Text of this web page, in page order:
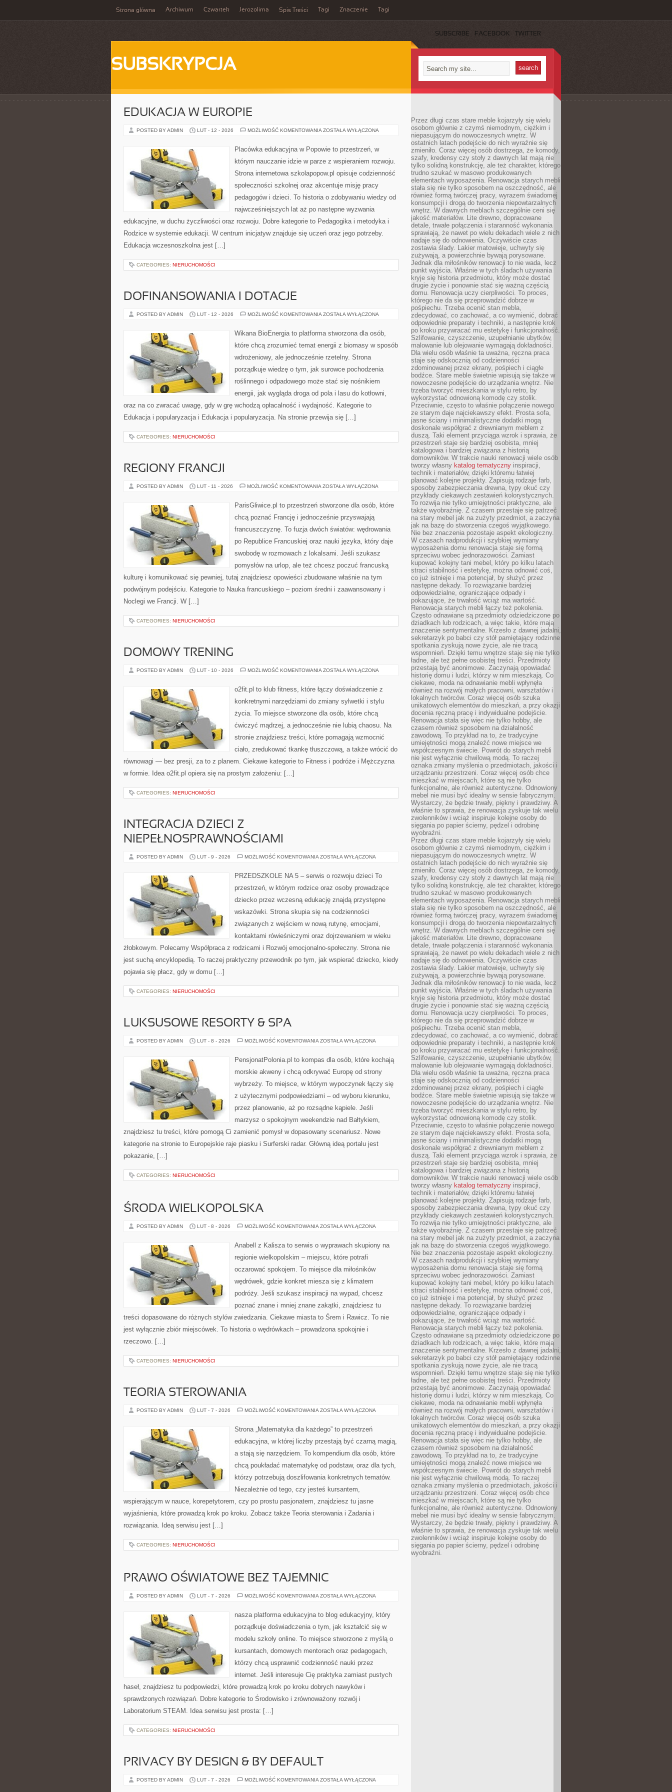
Strona główna Archiwum Czwartek Jerozolima Spis Treści Tagi Znaczenie Tagi
SUBSCRIBE FACEBOOK TWITTER
SUBSKRYPCJA
EDUKACJA W EUROPIE
POSTED BY ADMIN LUT - 12 - 2026 MOŻLIWOŚĆ KOMENTOWANIA EDUKACJA
ZOSTAŁA WYŁĄCZONA
Placówka edukacyjna w Popowie to przestrzeń, w
którym nauczanie idzie w parze z wspieraniem rozwoju.
Strona internetowa szkolapopow.pl opisuje codzienność
społeczności szkolnej oraz akcentuje misję pracy
pedagogów i dzieci. To historia o zdobywaniu wiedzy od
najwcześniejszych lat aż po następne wyzwania
edukacyjne, w duchu życzliwości oraz rozwoju. Dobre kategorie to Pedagogika i metodyka i
Rodzice w systemie edukacji. W centrum inicjatyw znajduje się uczeń oraz jego potrzeby.
Edukacja wczesnoszkolna jest […]
CATEGORIES: NIERUCHOMOŚCI
DOFINANSOWANIA I DOTACJE
POSTED BY ADMIN LUT - 12 - 2026 MOŻLIWOŚĆ KOMENTOWANIA DOFINANSOWANIA
ZOSTAŁA WYŁĄCZONA
Wikana BioEnergia to platforma stworzona dla osób,
które chcą zrozumieć temat energii z biomasy w sposób
wdrożeniowy, ale jednocześnie rzetelny. Strona
porządkuje wiedzę o tym, jak surowce pochodzenia
roślinnego i odpadowego może stać się nośnikiem
energii, jak wygląda droga od pola i lasu do kotłowni,
oraz na co zwracać uwagę, gdy w grę wchodzą opłacalność i wydajność. Kategorie to
Edukacja i popularyzacja i Edukacja i popularyzacja. Na stronie przewija się […]
CATEGORIES: NIERUCHOMOŚCI
REGIONY FRANCJI
POSTED BY ADMIN LUT - 11 - 2026 MOŻLIWOŚĆ KOMENTOWANIA REGIONY
ZOSTAŁA WYŁĄCZONA
ParisGliwice.pl to przestrzeń stworzone dla osób, które
chcą poznać Francję i jednocześnie przyswajają
francuszczyznę. To fuzja dwóch światów: wędrowania
po Republice Francuskiej oraz nauki języka, który daje
swobodę w rozmowach z lokalsami. Jeśli szukasz
pomysłów na urlop, ale też chcesz poczuć francuską
kulturę i komunikować się pewniej, tutaj znajdziesz opowieści zbudowane właśnie na tym
podwójnym podejściu. Kategorie to Nauka francuskiego – poziom średni i zaawansowany i
Noclegi we Francji. W […]
CATEGORIES: NIERUCHOMOŚCI
DOMOWY TRENING
POSTED BY ADMIN LUT - 10 - 2026 MOŻLIWOŚĆ KOMENTOWANIA DOMOWY
ZOSTAŁA WYŁĄCZONA
o2fit.pl to klub fitness, które łączy doświadczenie z
konkretnymi narzędziami do zmiany sylwetki i stylu
życia. To miejsce stworzone dla osób, które chcą
ćwiczyć mądrzej, a jednocześnie nie lubią chaosu. Na
stronie znajdziesz treści, które pomagają wzmocnić
ciało, zredukować tkankę tłuszczową, a także wrócić do
równowagi — bez presji, za to z planem. Ciekawe kategorie to Fitness i podróże i Mężczyzna
w formie. Idea o2fit.pl opiera się na prostym założeniu: […]
CATEGORIES: NIERUCHOMOŚCI
INTEGRACJA DZIECI Z
NIEPEŁNOSPRAWNOŚCIAMI
POSTED BY ADMIN LUT - 9 - 2026 MOŻLIWOŚĆ KOMENTOWANIA INTEGRACJA
NIEPEŁNOSPRAWNOŚCIAMI
ZOSTAŁA WYŁĄCZONA
PRZEDSZKOLE NA 5 – serwis o rozwoju dzieci To
przestrzeń, w którym rodzice oraz osoby prowadzące
dziecko przez wczesną edukację znajdą przystępne
wskazówki. Strona skupia się na codzienności
związanych z wejściem w nową rutynę, emocjami,
kontaktami rówieśniczymi oraz dojrzewaniem w wieku
żłobkowym. Polecamy Współpraca z rodzicami i Rozwój emocjonalno-społeczny. Strona nie
jest suchą encyklopedią. To raczej praktyczny przewodnik po tym, jak wspierać dziecko, kiedy
pojawia się płacz, gdy w domu […]
CATEGORIES: NIERUCHOMOŚCI
LUKSUSOWE RESORTY & SPA
POSTED BY ADMIN LUT - 8 - 2026 MOŻLIWOŚĆ KOMENTOWANIA LUKSUSOWE
SPA
ZOSTAŁA WYŁĄCZONA
PensjonatPolonia.pl to kompas dla osób, które kochają
morskie akweny i chcą odkrywać Europę od strony
wybrzeży. To miejsce, w którym wypoczynek łączy się
z użytecznymi podpowiedziami – od wyboru kierunku,
przez planowanie, aż po rozsądne kąpiele. Jeśli
marzysz o spokojnym weekendzie nad Bałtykiem,
znajdziesz tu treści, które pomogą Ci zamienić pomysł w dopasowany scenariusz. Nowe
kategorie na stronie to Europejskie raje piasku i Surferski radar. Główną ideą portalu jest
pokazanie, […]
CATEGORIES: NIERUCHOMOŚCI
ŚRODA WIELKOPOLSKA
POSTED BY ADMIN LUT - 8 - 2026 MOŻLIWOŚĆ KOMENTOWANIA ŚRODA
ZOSTAŁA WYŁĄCZONA
Anabell z Kalisza to serwis o wyprawach skupiony na
regionie wielkopolskim – miejscu, które potrafi
oczarować spokojem. To miejsce dla miłośników
wędrówek, gdzie konkret miesza się z klimatem
podróży. Jeśli szukasz inspiracji na wypad, chcesz
poznać znane i mniej znane zakątki, znajdziesz tu
treści dopasowane do różnych stylów zwiedzania. Ciekawe miasta to Śrem i Rawicz. To nie
jest wyłącznie zbiór miejscówek. To historia o wędrówkach – prowadzona spokojnie i
rzeczowo. […]
CATEGORIES: NIERUCHOMOŚCI
TEORIA STEROWANIA
POSTED BY ADMIN LUT - 7 - 2026 MOŻLIWOŚĆ KOMENTOWANIA TEORIA
ZOSTAŁA WYŁĄCZONA
Strona „Matematyka dla każdego” to przestrzeń
edukacyjna, w której liczby przestają być czarną magią,
a stają się narzędziem. To kompendium dla osób, które
chcą poukładać matematykę od podstaw, oraz dla tych,
którzy potrzebują doszlifowania konkretnych tematów.
Niezależnie od tego, czy jesteś kursantem,
wspierającym w nauce, korepetytorem, czy po prostu pasjonatem, znajdziesz tu jasne
wyjaśnienia, które prowadzą krok po kroku. Zobacz także Teoria sterowania i Zadania i
rozwiązania. Ideą serwisu jest […]
CATEGORIES: NIERUCHOMOŚCI
PRAWO OŚWIATOWE BEZ TAJEMNIC
POSTED BY ADMIN LUT - 7 - 2026 MOŻLIWOŚĆ KOMENTOWANIA PRAWO
TAJEMNIC
ZOSTAŁA WYŁĄCZONA
nasza platforma edukacyjna to blog edukacyjny, który
porządkuje doświadczenia o tym, jak kształcić się w
modelu szkoły online. To miejsce stworzone z myślą o
kursantach, domowych mentorach oraz pedagogach,
którzy chcą usprawnić codzienność nauki przez
internet. Jeśli interesuje Cię praktyka zamiast pustych
haseł, znajdziesz tu podpowiedzi, które prowadzą krok po kroku dobrych nawyków i
sprawdzonych rozwiązań. Dobre kategorie to Środowisko i zrównoważony rozwój i
Laboratorium STEAM. Idea serwisu jest prosta: […]
CATEGORIES: NIERUCHOMOŚCI
PRIVACY BY DESIGN & BY DEFAULT
POSTED BY ADMIN LUT - 7 - 2026 MOŻLIWOŚĆ KOMENTOWANIA PRIVACY
ZOSTAŁA WYŁĄCZONA
Przez długi czas stare meble kojarzyły się wielu
osobom głównie z czymś niemodnym, ciężkim i
niepasującym do nowoczesnych wnętrz. W
ostatnich latach podejście do nich wyraźnie się
zmieniło. Coraz więcej osób dostrzega, że komody,
szafy, kredensy czy stoły z dawnych lat mają nie
tylko solidną konstrukcję, ale też charakter, którego
trudno szukać w masowo produkowanych
elementach wyposażenia. Renowacja starych mebli
stała się nie tylko sposobem na oszczędność, ale
również formą twórczej pracy, wyrazem świadomej
konsumpcji i drogą do tworzenia niepowtarzalnych
wnętrz. W dawnych meblach szczególnie ceni się
jakość materiałów. Lite drewno, dopracowane
detale, trwałe połączenia i staranność wykonania
sprawiają, że nawet po wielu dekadach wiele z nich
nadaje się do odnowienia. Oczywiście czas
zostawia ślady. Lakier matowieje, uchwyty się
zużywają, a powierzchnie bywają porysowane.
Jednak dla miłośników renowacji to nie wada, lecz
punkt wyjścia. Właśnie w tych śladach używania
kryje się historia przedmiotu, który może dostać
drugie życie i ponownie stać się ważną częścią
domu. Renowacja uczy cierpliwości. To proces,
którego nie da się przeprowadzić dobrze w
pośpiechu. Trzeba ocenić stan mebla,
zdecydować, co zachować, a co wymienić, dobrać
odpowiednie preparaty i techniki, a następnie krok
po kroku przywracać mu estetykę i funkcjonalność.
Szlifowanie, czyszczenie, uzupełnianie ubytków,
malowanie lub olejowanie wymagają dokładności.
Dla wielu osób właśnie ta uważna, ręczna praca
staje się odskocznią od codzienności
zdominowanej przez ekrany, pośpiech i ciągłe
bodźce. Stare meble świetnie wpisują się także w
nowoczesne podejście do urządzania wnętrz. Nie
trzeba tworzyć mieszkania w stylu retro, by
wykorzystać odnowioną komodę czy stolik.
Przeciwnie, często to właśnie połączenie nowego
ze starym daje najciekawszy efekt. Prosta sofa,
jasne ściany i minimalistyczne dodatki mogą
doskonale współgrać z drewnianym meblem z
duszą. Taki element przyciąga wzrok i sprawia, że
przestrzeń staje się bardziej osobista, mniej
katalogowa i bardziej związana z historią
domowników. W trakcie nauki renowacji wiele osób
tworzy własny katalog tematyczny inspiracji,
technik i materiałów, dzięki któremu łatwiej
planować kolejne projekty. Zapisują rodzaje farb,
sposoby zabezpieczania drewna, typy okuć czy
przykłady ciekawych zestawień kolorystycznych.
To rozwija nie tylko umiejętności praktyczne, ale
także wyobraźnię. Z czasem przestaje się patrzeć
na stary mebel jak na zużyty przedmiot, a zaczyna
jak na bazę do stworzenia czegoś wyjątkowego.
Nie bez znaczenia pozostaje aspekt ekologiczny.
W czasach nadprodukcji i szybkiej wymiany
wyposażenia domu renowacja staje się formą
sprzeciwu wobec jednorazowości. Zamiast
kupować kolejny tani mebel, który po kilku latach
straci stabilność i estetykę, można odnowić coś,
co już istnieje i ma potencjał, by służyć przez
następne dekady. To rozwiązanie bardziej
odpowiedzialne, ograniczające odpady i
pokazujące, że trwałość wciąż ma wartość.
Renowacja starych mebli łączy też pokolenia.
Często odnawiane są przedmioty odziedziczone po
dziadkach lub rodzicach, a więc takie, które mają
znaczenie sentymentalne. Krzesło z dawnej jadalni,
sekretarzyk po babci czy stół pamiętający rodzinne
spotkania zyskują nowe życie, ale nie tracą
wspomnień. Dzięki temu wnętrze staje się nie tylko
ładne, ale też pełne osobistej treści. Przedmioty
przestają być anonimowe. Zaczynają opowiadać
historię domu i ludzi, którzy w nim mieszkają. Co
ciekawe, moda na odnawianie mebli wpłynęła
również na rozwój małych pracowni, warsztatów i
lokalnych twórców. Coraz więcej osób szuka
unikatowych elementów do mieszkań, a przy okazji
docenia ręczną pracę i indywidualne podejście.
Renowacja stała się więc nie tylko hobby, ale
czasem również sposobem na działalność
zawodową. To przykład na to, że tradycyjne
umiejętności mogą znaleźć nowe miejsce we
współczesnym świecie. Powrót do starych mebli
nie jest wyłącznie chwilową modą. To raczej
oznaka zmiany myślenia o przedmiotach, jakości i
urządzaniu przestrzeni. Coraz więcej osób chce
mieszkać w miejscach, które są nie tylko
funkcjonalne, ale również autentyczne. Odnowiony
mebel nie musi być idealny w sensie fabrycznym.
Wystarczy, że będzie trwały, piękny i prawdziwy. A
właśnie to sprawia, że renowacja zyskuje tak wielu
zwolenników i wciąż inspiruje kolejne osoby do
sięgania po papier ścierny, pędzel i odrobinę
wyobraźni.
Przez długi czas stare meble kojarzyły się wielu
osobom głównie z czymś niemodnym, ciężkim i
niepasującym do nowoczesnych wnętrz. W
ostatnich latach podejście do nich wyraźnie się
zmieniło. Coraz więcej osób dostrzega, że komody,
szafy, kredensy czy stoły z dawnych lat mają nie
tylko solidną konstrukcję, ale też charakter, którego
trudno szukać w masowo produkowanych
elementach wyposażenia. Renowacja starych mebli
stała się nie tylko sposobem na oszczędność, ale
również formą twórczej pracy, wyrazem świadomej
konsumpcji i drogą do tworzenia niepowtarzalnych
wnętrz. W dawnych meblach szczególnie ceni się
jakość materiałów. Lite drewno, dopracowane
detale, trwałe połączenia i staranność wykonania
sprawiają, że nawet po wielu dekadach wiele z nich
nadaje się do odnowienia. Oczywiście czas
zostawia ślady. Lakier matowieje, uchwyty się
zużywają, a powierzchnie bywają porysowane.
Jednak dla miłośników renowacji to nie wada, lecz
punkt wyjścia. Właśnie w tych śladach używania
kryje się historia przedmiotu, który może dostać
drugie życie i ponownie stać się ważną częścią
domu. Renowacja uczy cierpliwości. To proces,
którego nie da się przeprowadzić dobrze w
pośpiechu. Trzeba ocenić stan mebla,
zdecydować, co zachować, a co wymienić, dobrać
odpowiednie preparaty i techniki, a następnie krok
po kroku przywracać mu estetykę i funkcjonalność.
Szlifowanie, czyszczenie, uzupełnianie ubytków,
malowanie lub olejowanie wymagają dokładności.
Dla wielu osób właśnie ta uważna, ręczna praca
staje się odskocznią od codzienności
zdominowanej przez ekrany, pośpiech i ciągłe
bodźce. Stare meble świetnie wpisują się także w
nowoczesne podejście do urządzania wnętrz. Nie
trzeba tworzyć mieszkania w stylu retro, by
wykorzystać odnowioną komodę czy stolik.
Przeciwnie, często to właśnie połączenie nowego
ze starym daje najciekawszy efekt. Prosta sofa,
jasne ściany i minimalistyczne dodatki mogą
doskonale współgrać z drewnianym meblem z
duszą. Taki element przyciąga wzrok i sprawia, że
przestrzeń staje się bardziej osobista, mniej
katalogowa i bardziej związana z historią
domowników. W trakcie nauki renowacji wiele osób
tworzy własny katalog tematyczny inspiracji,
technik i materiałów, dzięki któremu łatwiej
planować kolejne projekty. Zapisują rodzaje farb,
sposoby zabezpieczania drewna, typy okuć czy
przykłady ciekawych zestawień kolorystycznych.
To rozwija nie tylko umiejętności praktyczne, ale
także wyobraźnię. Z czasem przestaje się patrzeć
na stary mebel jak na zużyty przedmiot, a zaczyna
jak na bazę do stworzenia czegoś wyjątkowego.
Nie bez znaczenia pozostaje aspekt ekologiczny.
W czasach nadprodukcji i szybkiej wymiany
wyposażenia domu renowacja staje się formą
sprzeciwu wobec jednorazowości. Zamiast
kupować kolejny tani mebel, który po kilku latach
straci stabilność i estetykę, można odnowić coś,
co już istnieje i ma potencjał, by służyć przez
następne dekady. To rozwiązanie bardziej
odpowiedzialne, ograniczające odpady i
pokazujące, że trwałość wciąż ma wartość.
Renowacja starych mebli łączy też pokolenia.
Często odnawiane są przedmioty odziedziczone po
dziadkach lub rodzicach, a więc takie, które mają
znaczenie sentymentalne. Krzesło z dawnej jadalni,
sekretarzyk po babci czy stół pamiętający rodzinne
spotkania zyskują nowe życie, ale nie tracą
wspomnień. Dzięki temu wnętrze staje się nie tylko
ładne, ale też pełne osobistej treści. Przedmioty
przestają być anonimowe. Zaczynają opowiadać
historię domu i ludzi, którzy w nim mieszkają. Co
ciekawe, moda na odnawianie mebli wpłynęła
również na rozwój małych pracowni, warsztatów i
lokalnych twórców. Coraz więcej osób szuka
unikatowych elementów do mieszkań, a przy okazji
docenia ręczną pracę i indywidualne podejście.
Renowacja stała się więc nie tylko hobby, ale
czasem również sposobem na działalność
zawodową. To przykład na to, że tradycyjne
umiejętności mogą znaleźć nowe miejsce we
współczesnym świecie. Powrót do starych mebli
nie jest wyłącznie chwilową modą. To raczej
oznaka zmiany myślenia o przedmiotach, jakości i
urządzaniu przestrzeni. Coraz więcej osób chce
mieszkać w miejscach, które są nie tylko
funkcjonalne, ale również autentyczne. Odnowiony
mebel nie musi być idealny w sensie fabrycznym.
Wystarczy, że będzie trwały, piękny i prawdziwy. A
właśnie to sprawia, że renowacja zyskuje tak wielu
zwolenników i wciąż inspiruje kolejne osoby do
sięgania po papier ścierny, pędzel i odrobinę
wyobraźni.